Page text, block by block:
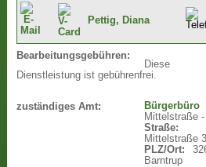
Pettig, Diana
Bearbeitungsgebühren:
Diese
Dienstleistung ist gebührenfrei.
zuständiges Amt:
Bürgerbüro
Mittelstraße
Straße:
Mittelstraße
PLZ/Ort:
Barntrup